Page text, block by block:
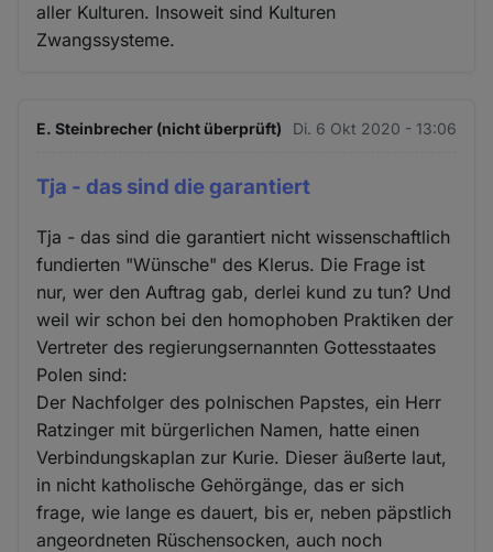
aller Kulturen. Insoweit sind Kulturen
Zwangssysteme.
E. Steinbrecher (nicht überprüft) Di. 6 Okt 2020 - 13:06
Tja - das sind die garantiert
Tja - das sind die garantiert nicht wissenschaftlich
fundierten "Wünsche" des Klerus. Die Frage ist
nur, wer den Auftrag gab, derlei kund zu tun? Und
weil wir schon bei den homophoben Praktiken der
Vertreter des regierungsernannten Gottesstaates
Polen sind:
Der Nachfolger des polnischen Papstes, ein Herr
Ratzinger mit bürgerlichen Namen, hatte einen
Verbindungskaplan zur Kurie. Dieser äußerte laut,
in nicht katholische Gehörgänge, das er sich
frage, wie lange es dauert, bis er, neben päpstlich
angeordneten Rüschensocken, auch noch